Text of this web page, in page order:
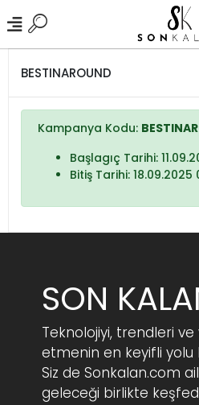
BESTINAROUND
Kampanya Kodu:
Başlagıç Tarihi:
Bitiş Tarihi: 18.09.2025
SON
Teknolojiyi, trendleri
etmenin en keyifli
Siz de Sonkalan.com
geleceği birlikte